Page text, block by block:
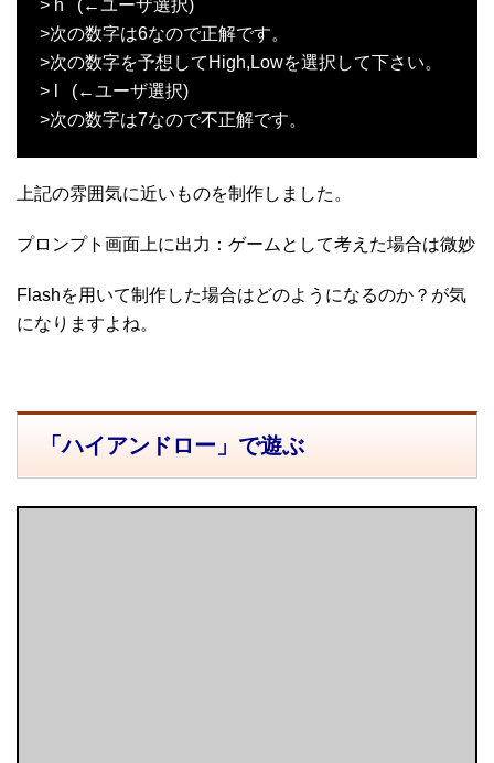
> h (←ユーザ選択)
>次の数字は6なので正解です。
>次の数字を予想してHigh,Lowを選択して下さい。
> l (←ユーザ選択)
>次の数字は7なので不正解です。
上記の雰囲気に近いものを制作しました。
プロンプト画面上に出力：ゲームとして考えた場合は微妙
Flashを用いて制作した場合はどのようになるのか？が気
になりますよね。
「ハイアンドロー」で遊ぶ